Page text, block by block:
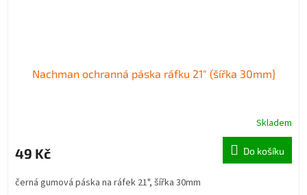
Nachman ochranná páska ráfku 21" (šířka 30mm}
Skladem
49 Kč Do košíku
černá gumová páska na ráfek 21", šířka 30mm